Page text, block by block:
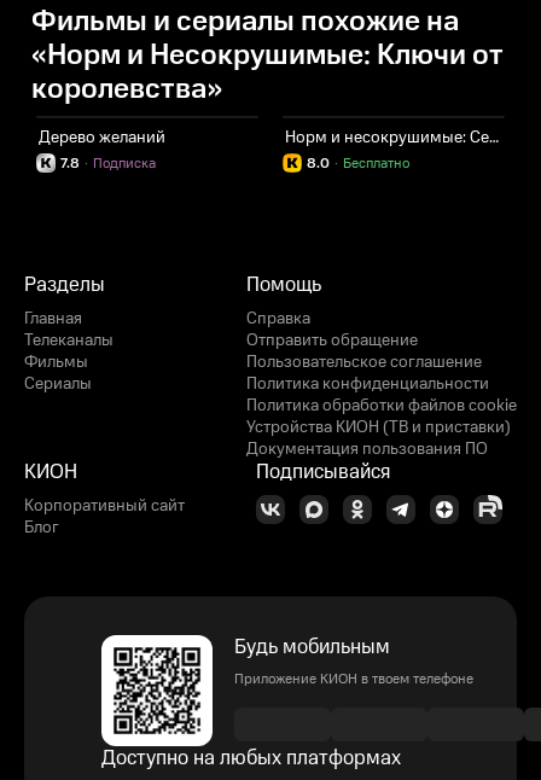
Фильмы и сериалы похожие на
«Норм и Несокрушимые: Ключи от
королевства»
Дерево желаний
7.8 Подписка
·
Норм и несокрушимые: Семейные каникулы
8.0 Бесплатно
·
Разделы
Главная
Телеканалы
Фильмы
Сериалы
Помощь
Справка
Отправить обращение
Пользовательское соглашение
Политика конфиденциальности
Политика обработки файлов cookie
Устройства КИОН (ТВ и приставки)
Документация пользования ПО
КИОН
Корпоративный сайт
Блог
Подписывайся
Будь мобильным
Приложение КИОН в твоем телефоне
Доступно на любых платформах